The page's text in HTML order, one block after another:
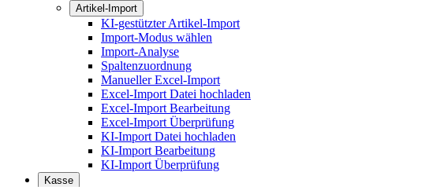
Artikel-Import
KI-gestützter Artikel-Import
Import-Modus wählen
Import-Analyse
Spaltenzuordnung
Manueller Excel-Import
Excel-Import Datei hochladen
Excel-Import Bearbeitung
Excel-Import Überprüfung
KI-Import Datei hochladen
KI-Import Bearbeitung
KI-Import Überprüfung
Kasse